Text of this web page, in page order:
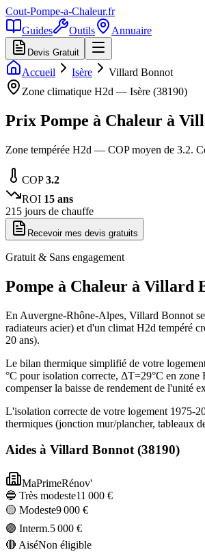
Cout-Pompe-a-Chaleur.fr
Guides
Outils Annuaire
Devis Gratuit
Accueil Isère
Villard Bonnot
Zone climatique H2d — Isère (38190)
Prix Pompe à Chaleur à
Zone tempérée H2d — COP moyen de 3.2.
COP3.2
ROI 15 ans
215 jours de chauffe
Recevoir mes devis gratuits
Gratuit & Sans engagement
Pompe à Chaleur à Villard
En Auvergne-Rhône-Alpes, Villard Bonnot
radiateurs acier) et d'un climat H2d tempéré
20 ans).
Le bilan thermique simplifié de votre
°C pour isolation correcte, ΔT=29°C en
compenser la baisse de rendement de l'unité
L'isolation correcte de votre logement 1975-
thermiques (jonction mur/plancher, tableaux
Aides à Villard Bonnot(38190)
MaPrimeRénov'
🔵 Très modeste11 000 €
🟡 Modeste9 000 €
🟣 Interm.5 000 €
🔴 AiséNon éligible